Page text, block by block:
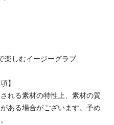
楽しむイージーグラブ
】
れる素材の特性上、素材の質
ある場合がございます。予め